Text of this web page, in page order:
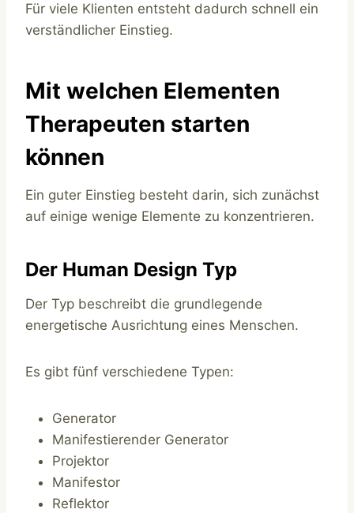
Für viele Klienten entsteht dadurch schnell ein
verständlicher Einstieg.
Mit welchen Elementen
Therapeuten starten
können
Ein guter Einstieg besteht darin, sich zunächst
auf einige wenige Elemente zu konzentrieren.
Der Human Design Typ
Der Typ beschreibt die grundlegende
energetische Ausrichtung eines Menschen.
Es gibt fünf verschiedene Typen:
Generator
Manifestierender Generator
Projektor
Manifestor
Reflektor